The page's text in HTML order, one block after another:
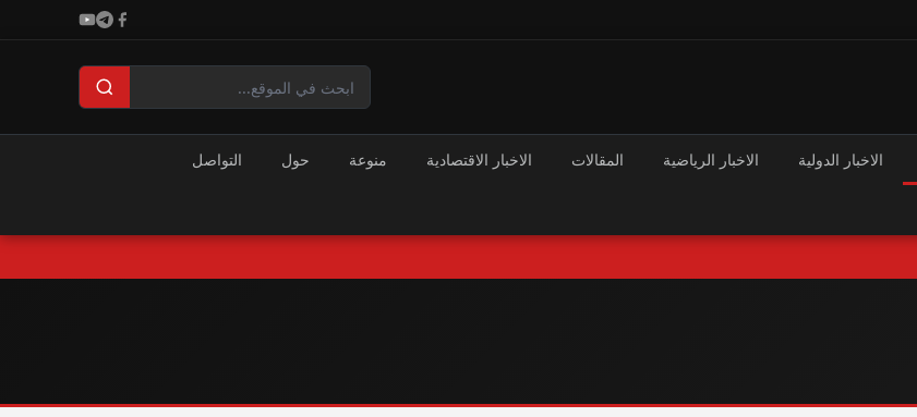
الاخبار الدولية الاخبار الرياضية المقالات الاخبار الاقتصادية منوعة حول التواصل